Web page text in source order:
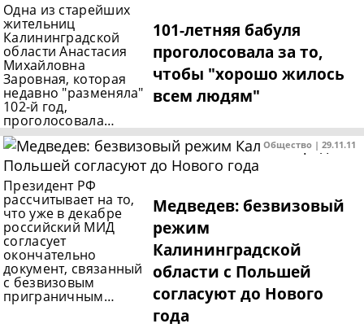
101-летняя бабуля
проголосовала за то,
чтобы "хорошо жилось
всем людям"
Одна из старейших
жительниц
Калининградской
области Анастасия
Михайловна
Заровная, которая
недавно "разменяла"
102-й год,
проголосовала…
Общество | 29.11.11
Медведев: безвизовый
режим
Калининградской
области с Польшей
согласуют до Нового
года
Президент РФ
рассчитывает на то,
что уже в декабре
российский МИД
согласует
окончательно
документ, связанный
с безвизовым
приграничным…